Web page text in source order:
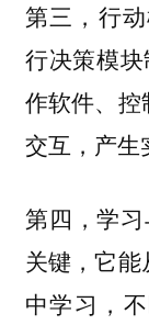
第三，行
行决策模
作软件、
交互，产生
第四，学习
关键，它
中学习，